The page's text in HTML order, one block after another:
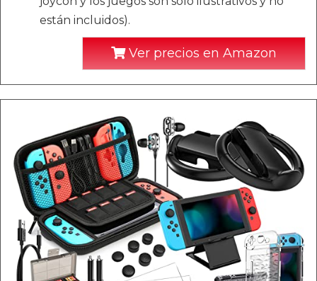
están incluidos).
Ver precios en Amazon